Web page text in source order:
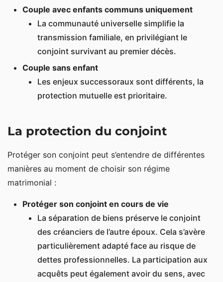
Couple avec enfants communs uniquement
La communauté universelle simplifie la
transmission familiale, en privilégiant le
conjoint survivant au premier décès.
Couple sans enfant
Les enjeux successoraux sont différents, la
protection mutuelle est prioritaire.
La protection du conjoint
Protéger son conjoint peut s’entendre de différentes
manières au moment de choisir son régime
matrimonial :
Protéger son conjoint en cours de vie
La séparation de biens préserve le conjoint
des créanciers de l’autre époux. Cela s’avère
particulièrement adapté face au risque de
dettes professionnelles. La participation aux
acquêts peut également avoir du sens, avec